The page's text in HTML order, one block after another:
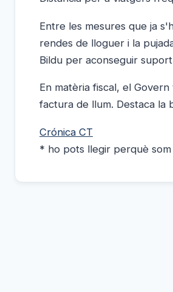
Entre les mesures que ja
rendes de lloguer i la
Bildu per aconseguir
En matèria fiscal, el
factura de llum. Destaca la
Crónica CT
* ho pots llegir perquè som